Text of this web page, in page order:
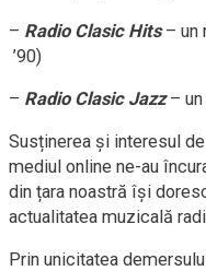
– Radio Clasic Hits– un
’90)
– Radio Clasic Jazz– un
Susținerea și interesul
mediul online ne-au
din țara noastră își
actualitatea muzicală
Prin unicitatea